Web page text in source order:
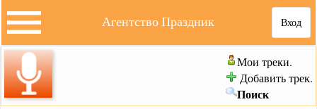
Вход
Агентство Праздник
Мои треки.
Добавить трек.
Поиск